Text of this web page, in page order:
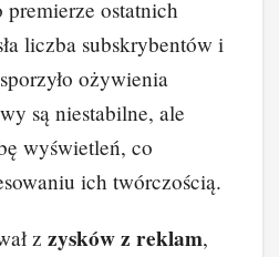
ostatnich
liczba subskrybentów i
ożywienia
są niestabilne, ale
wyświetleń, co
ich twórczością.
z zysków z reklam,